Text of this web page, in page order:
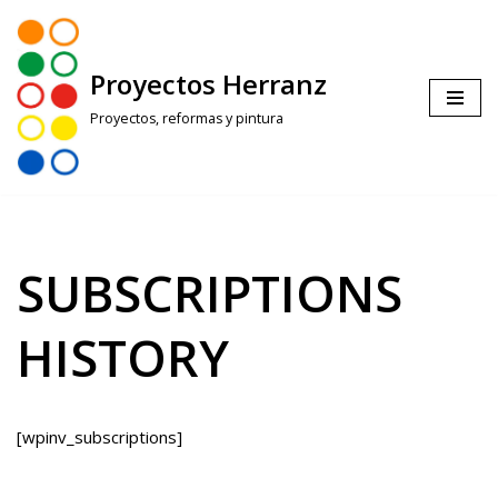
Saltar
al
contenido
Proyectos Herranz
Proyectos, reformas y pintura
SUBSCRIPTIONS
HISTORY
[wpinv_subscriptions]